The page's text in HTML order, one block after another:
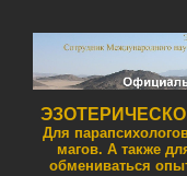
Для
магов. А также
обмениваться